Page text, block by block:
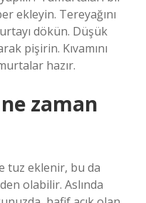
ekleyin. Tereyağını
dökün. Düşük
pişirin. Kıvamını
hazır.
zaman
tuz eklenir, bu da
olabilir. Aslında